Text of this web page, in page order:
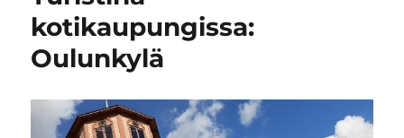
kotikaupungissa:
Oulunkylä